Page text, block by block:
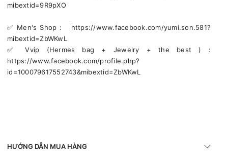
mibextid=9R9pXO
✅️ Men's Shop : https://www.facebook.com/yumi.son.581?
mibextid=ZbWKwL
✅️ Vvip (Hermes bag + Jewelry + the best ) :
https://www.facebook.com/profile.php?
id=100079617552743&mibextid=ZbWKwL
HƯỚNG DẪN MUA HÀNG